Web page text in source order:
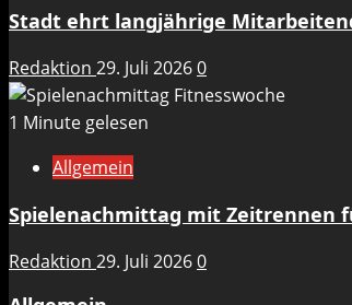
Stadt ehrt langjährige
Redaktion 29. Juli 20260
1 Minute gelesen
Allgemein
Spielenachmittag mit Zeitrennen
Redaktion 29. Juli 20260